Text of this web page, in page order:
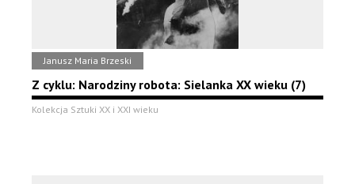
Janusz Maria Brzeski
Z cyklu: Narodziny robota: Sielanka XX wieku (7)
Kolekcja Sztuki XX i XXI wieku